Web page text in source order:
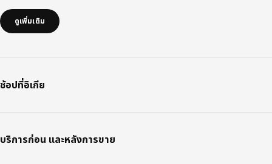
ดูเพิ่มเติม
ช้อปที่อิเกีย
บริการก่อน และหลังการขาย